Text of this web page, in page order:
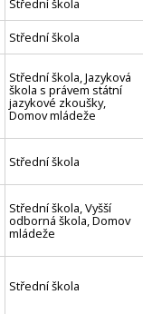
Střední škola
Střední škola
Střední škola, Jazyková
škola s právem státní
jazykové zkoušky,
Domov mládeže
Střední škola
Střední škola, Vyšší
odborná škola, Domov
mládeže
Střední škola